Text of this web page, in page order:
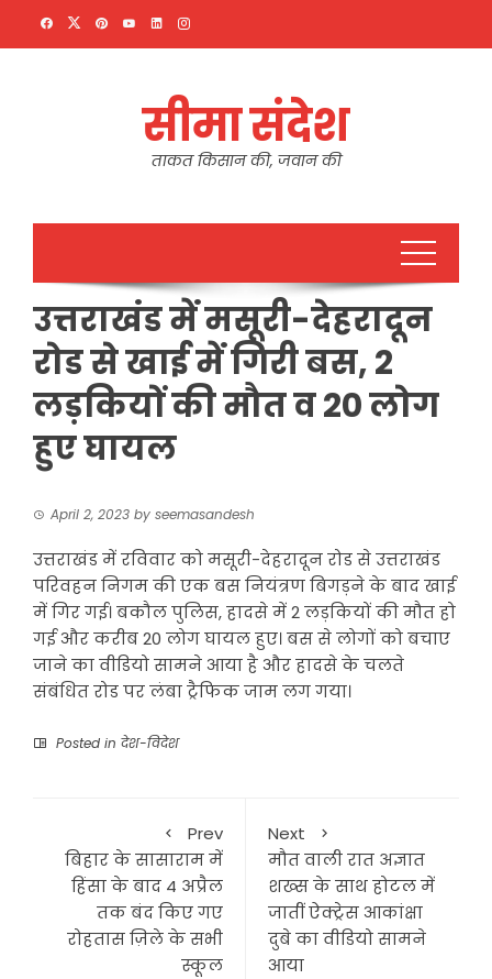
सीमा संदेश
ताकत किसान की, जवान की
उत्तराखंड में मसूरी-देहरादून
रोड से खाई में गिरी बस, 2
लड़कियों की मौत व 20 लोग
हुए घायल
April 2, 2023 by seemasandesh
उत्तराखंड में रविवार को मसूरी-देहरादून रोड से उत्तराखंड
परिवहन निगम की एक बस नियंत्रण बिगड़ने के बाद खाई
में गिर गई। बकौल पुलिस, हादसे में 2 लड़कियों की मौत हो
गई और करीब 20 लोग घायल हुए। बस से लोगों को बचाए
जाने का वीडियो सामने आया है और हादसे के चलते
संबंधित रोड पर लंबा ट्रैफिक जाम लग गया।
Posted in देश-विदेश
Prev
बिहार के सासाराम में
हिंसा के बाद 4 अप्रैल
तक बंद किए गए
रोहतास ज़िले के सभी
स्कूल
Next
मौत वाली रात अज्ञात
शख्स के साथ होटल में
जातीं ऐक्ट्रेस आकांक्षा
दुबे का वीडियो सामने
आया